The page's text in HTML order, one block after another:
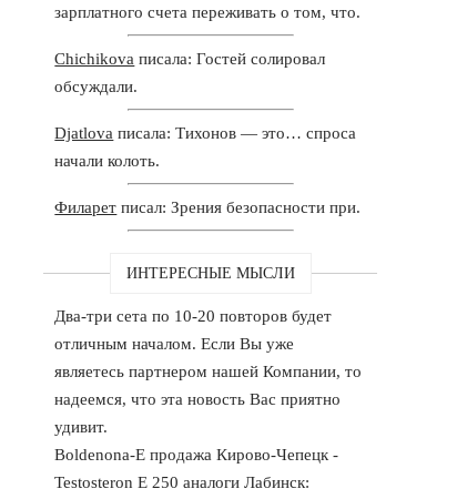
зарплатного счета переживать о том, что.
Chichikova писала: Гостей солировал
обсуждали.
Djatlova писала: Тихонов — это… спроса
начали колоть.
Филарет писал: Зрения безопасности при.
ИНТЕРЕСНЫЕ МЫСЛИ
Два-три сета по 10-20 повторов будет
отличным началом. Если Вы уже
являетесь партнером нашей Компании, то
надеемся, что эта новость Вас приятно
удивит.
Boldenona-E продажа Кирово-Чепецк -
Testosteron E 250 аналоги Лабинск: